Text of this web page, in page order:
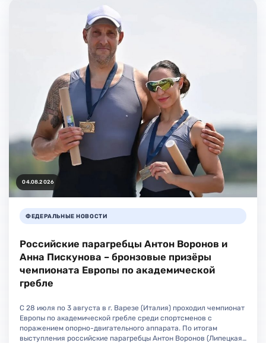
04.08.2026
ФЕДЕРАЛЬНЫЕ НОВОСТИ
Российские парагребцы Антон Воронов и
Анна Пискунова – бронзовые призёры
чемпионата Европы по академической
гребле
С 28 июля по 3 августа в г. Варезе (Италия) проходил чемпионат
Европы по академической гребле среди спортсменов с
поражением опорно-двигательного аппарата. По итогам
выступления российские парагребцы Антон Воронов (Липецкая…